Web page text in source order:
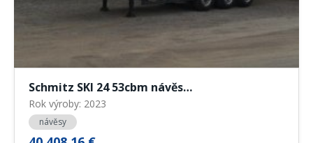
Schmitz SKI 24 53cbm návěs…
Rok výroby: 2023
návěsy